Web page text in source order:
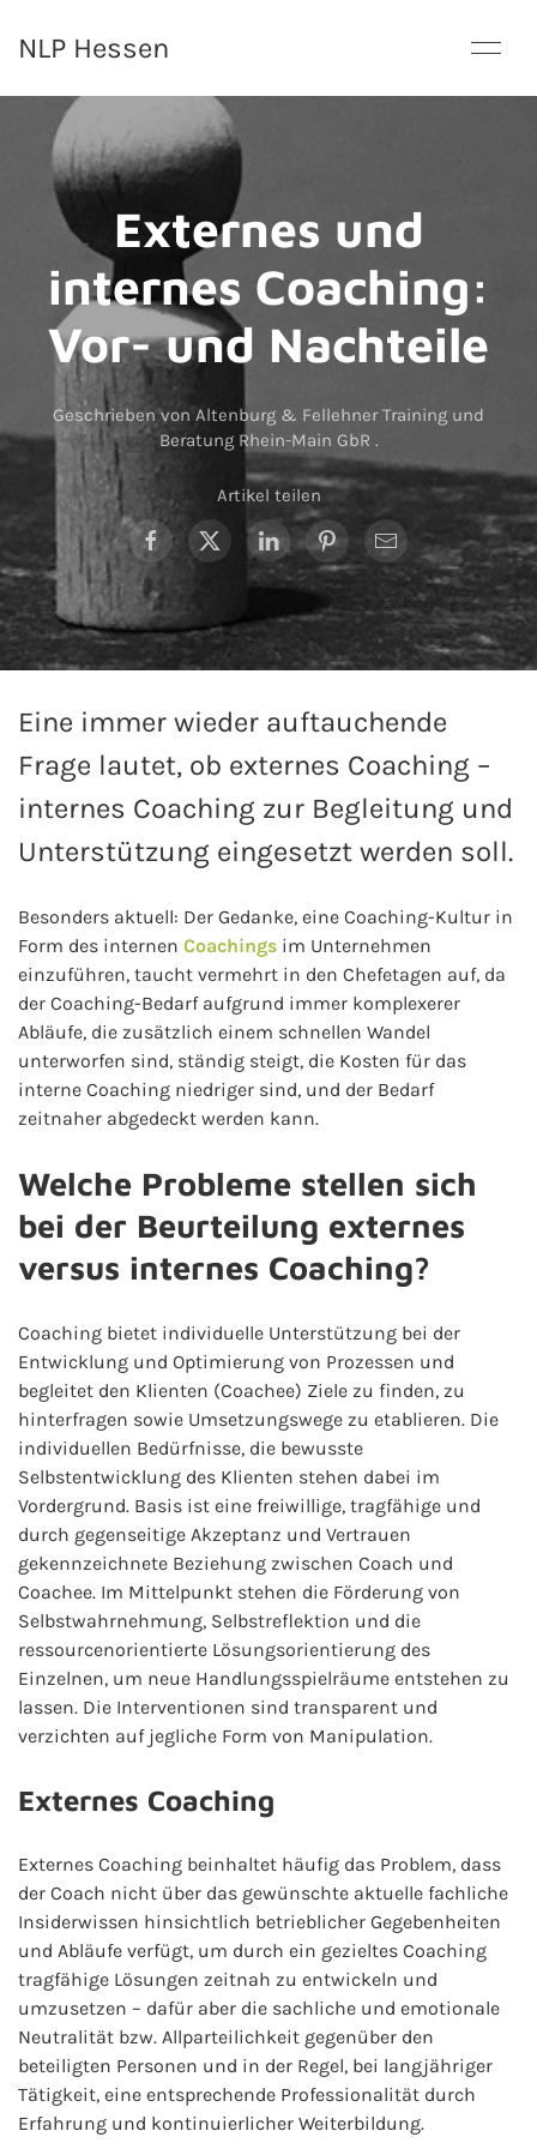
NLP Hessen
Externes und
internes Coaching:
Vor- und Nachteile
Geschrieben von Altenburg & Fellehner Training und
Beratung Rhein-Main GbR .
Artikel teilen
Eine immer wieder auftauchende
Frage lautet, ob externes Coaching –
internes Coaching zur Begleitung und
Unterstützung eingesetzt werden soll.
Besonders aktuell: Der Gedanke, eine Coaching-Kultur in
Form des internen Coachings im Unternehmen
einzuführen, taucht vermehrt in den Chefetagen auf, da
der Coaching-Bedarf aufgrund immer komplexerer
Abläufe, die zusätzlich einem schnellen Wandel
unterworfen sind, ständig steigt, die Kosten für das
interne Coaching niedriger sind, und der Bedarf
zeitnaher abgedeckt werden kann.
Welche Probleme stellen sich
bei der Beurteilung externes
versus internes Coaching?
Coaching bietet individuelle Unterstützung bei der
Entwicklung und Optimierung von Prozessen und
begleitet den Klienten (Coachee) Ziele zu finden, zu
hinterfragen sowie Umsetzungswege zu etablieren. Die
individuellen Bedürfnisse, die bewusste
Selbstentwicklung des Klienten stehen dabei im
Vordergrund. Basis ist eine freiwillige, tragfähige und
durch gegenseitige Akzeptanz und Vertrauen
gekennzeichnete Beziehung zwischen Coach und
Coachee. Im Mittelpunkt stehen die Förderung von
Selbstwahrnehmung, Selbstreflektion und die
ressourcenorientierte Lösungsorientierung des
Einzelnen, um neue Handlungsspielräume entstehen zu
lassen. Die Interventionen sind transparent und
verzichten auf jegliche Form von Manipulation.
Externes Coaching
Externes Coaching beinhaltet häufig das Problem, dass
der Coach nicht über das gewünschte aktuelle fachliche
Insiderwissen hinsichtlich betrieblicher Gegebenheiten
und Abläufe verfügt, um durch ein gezieltes Coaching
tragfähige Lösungen zeitnah zu entwickeln und
umzusetzen – dafür aber die sachliche und emotionale
Neutralität bzw. Allparteilichkeit gegenüber den
beteiligten Personen und in der Regel, bei langjähriger
Tätigkeit, eine entsprechende Professionalität durch
Erfahrung und kontinuierlicher Weiterbildung.